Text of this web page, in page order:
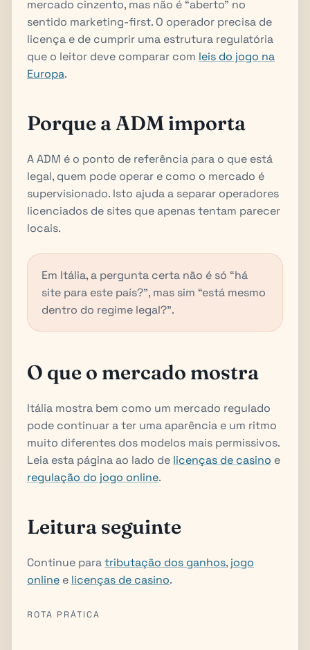
mercado cinzento, mas não é “aberto” no
sentido marketing-first. O operador precisa de
licença e de cumprir uma estrutura regulatória
que o leitor deve comparar com leis do jogo na
Europa.
Porque a ADM importa
A ADM é o ponto de referência para o que está
legal, quem pode operar e como o mercado é
supervisionado. Isto ajuda a separar operadores
licenciados de sites que apenas tentam parecer
locais.
Em Itália, a pergunta certa não é só “há
site para este país?”, mas sim “está mesmo
dentro do regime legal?”.
O que o mercado mostra
Itália mostra bem como um mercado regulado
pode continuar a ter uma aparência e um ritmo
muito diferentes dos modelos mais permissivos.
Leia esta página ao lado de licenças de casino e
regulação do jogo online.
Leitura seguinte
Continue paratributação dos ganhos, jogo
online e licenças de casino.
ROTA PRÁTICA